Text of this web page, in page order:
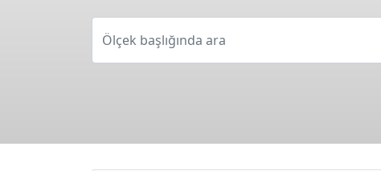
Ölçek başlığında ara